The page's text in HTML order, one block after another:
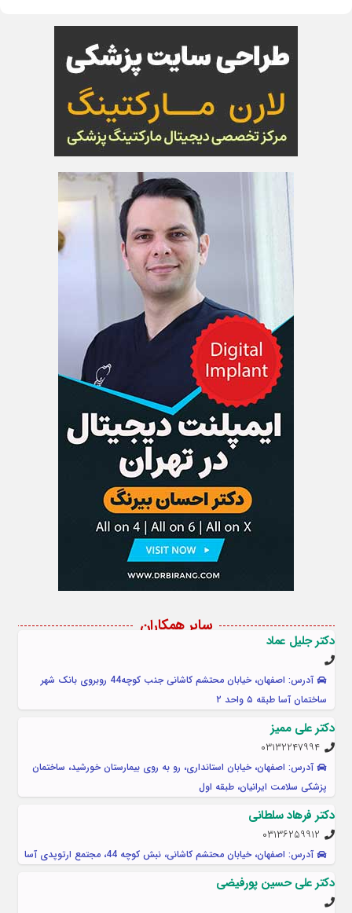
سایر همکاران
دکتر جلیل عماد
آدرس: اصفهان، خیابان محتشم کاشانی جنب کوچه44 روبروی بانک شهر
ساختمان آسا طبقه ۵ واحد ۲
دکتر علی ممیز
۰۳۱۳۲۲۴۷۹۹۴
آدرس: اصفهان، خیابان استانداری، رو به روی بیمارستان خورشید، ساختمان
پزشکی سلامت ایرانیان، طبقه اول
دکتر فرهاد سلطانی
۰۳۱۳۶۲۵۹۹۱۲
آدرس: اصفهان، خیابان محتشم کاشانی، نبش کوچه 44، مجتمع ارتوپدی آسا
دکتر علی حسین پورفیضی